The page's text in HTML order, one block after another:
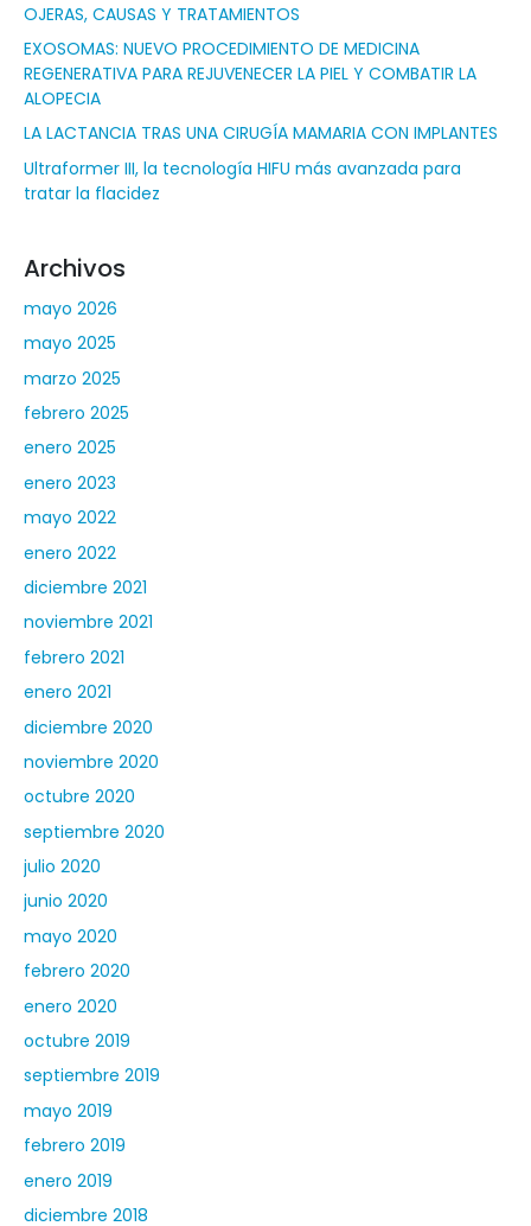
OJERAS, CAUSAS Y TRATAMIENTOS
EXOSOMAS: NUEVO PROCEDIMIENTO DE MEDICINA
REGENERATIVA PARA REJUVENECER LA PIEL Y COMBATIR LA
ALOPECIA
LA LACTANCIA TRAS UNA CIRUGÍA MAMARIA CON IMPLANTES
Ultraformer III, la tecnología HIFU más avanzada para
tratar la flacidez
Archivos
mayo 2026
mayo 2025
marzo 2025
febrero 2025
enero 2025
enero 2023
mayo 2022
enero 2022
diciembre 2021
noviembre 2021
febrero 2021
enero 2021
diciembre 2020
noviembre 2020
octubre 2020
septiembre 2020
julio 2020
junio 2020
mayo 2020
febrero 2020
enero 2020
octubre 2019
septiembre 2019
mayo 2019
febrero 2019
enero 2019
diciembre 2018